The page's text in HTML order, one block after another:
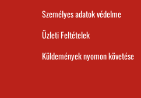
Személyes adatok védelme
Üzleti Feltételek
Küldemények nyomon követése